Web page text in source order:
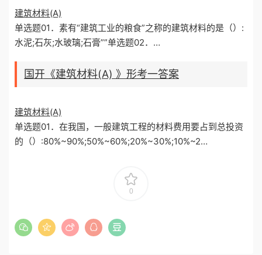
建筑材料(A)
单选题01．素有“建筑工业的粮食”之称的建筑材料的是（）:
水泥;石灰;水玻璃;石膏””单选题02．…
国开《建筑材料(A) 》形考一答案
建筑材料(A)
单选题01．在我国，一般建筑工程的材料费用要占到总投资
的（）:80%~90%;50%~60%;20%~30%;10%~2…
0